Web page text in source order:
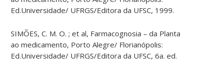
Ed.Universidade/ UFRGS/Editora da UFSC, 1999.
SIMÕES, C. M. O. ; et al, Farmacognosia – da Planta
ao medicamento, Porto Alegre/ Florianópolis:
Ed.Universidade/ UFRGS/Editora da UFSC, 6a. ed.